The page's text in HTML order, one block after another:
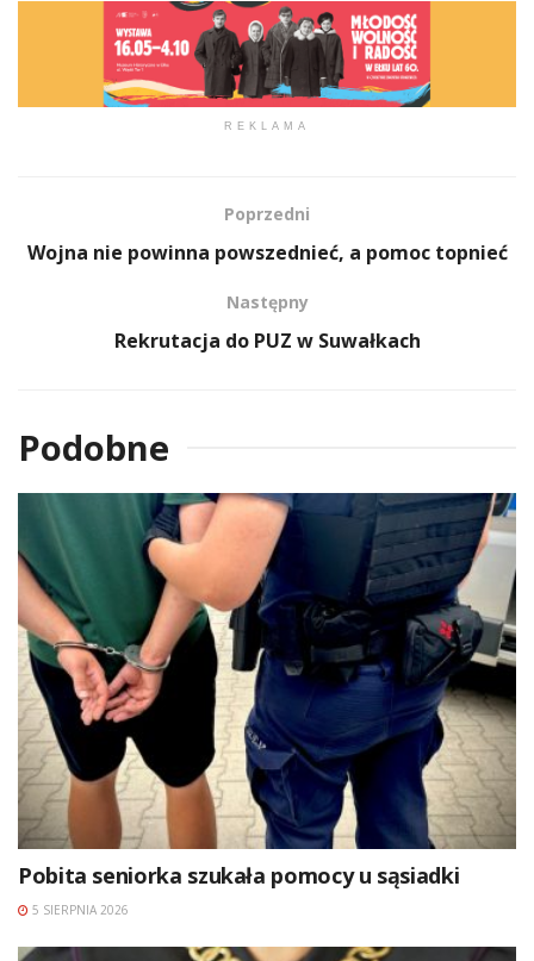
REKLAMA
Poprzedni
Wojna nie powinna powszednieć, a pomoc topnieć
Następny
Rekrutacja do PUZ w Suwałkach
Podobne
Pobita seniorka szukała pomocy u sąsiadki
5 SIERPNIA 2026